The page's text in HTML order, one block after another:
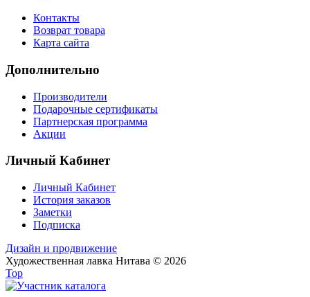
Контакты
Возврат товара
Карта сайта
Дополнительно
Производители
Подарочные сертификаты
Партнерская программа
Акции
Личный Кабинет
Личный Кабинет
История заказов
Заметки
Подписка
Дизайн и продвижение
Художественная лавка Нитава © 2026
Top